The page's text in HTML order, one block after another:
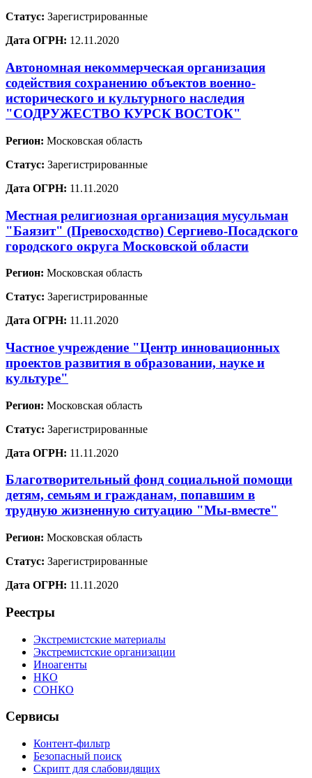
Статус: Зарегистрированные
Дата ОГРН: 12.11.2020
Автономная некоммерческая организация
содействия сохранению объектов военно-
исторического и культурного наследия
"СОДРУЖЕСТВО КУРСК ВОСТОК"
Регион: Московская область
Статус: Зарегистрированные
Дата ОГРН: 11.11.2020
Местная религиозная организация мусульман
"Баязит" (Превосходство) Сергиево-Посадского
городского округа Московской области
Регион: Московская область
Статус: Зарегистрированные
Дата ОГРН: 11.11.2020
Частное учреждение "Центр инновационных
проектов развития в образовании, науке и
культуре"
Регион: Московская область
Статус: Зарегистрированные
Дата ОГРН: 11.11.2020
Благотворительный фонд социальной помощи
детям, семьям и гражданам, попавшим в
трудную жизненную ситуацию "Мы-вместе"
Регион: Московская область
Статус: Зарегистрированные
Дата ОГРН: 11.11.2020
Реестры
Экстремистские материалы
Экстремистские организации
Иноагенты
НКО
СОНКО
Сервисы
Контент-фильтр
Безопасный поиск
Скрипт для слабовидящих